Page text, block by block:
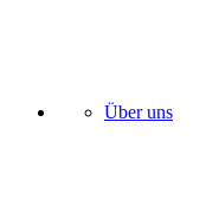
Über uns